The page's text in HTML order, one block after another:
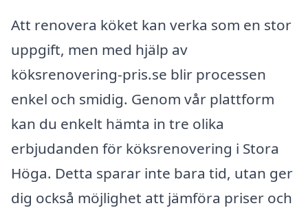
Att renovera köket kan verka som en stor
uppgift, men med hjälp av
köksrenovering-pris.se blir processen
enkel och smidig. Genom vår plattform
kan du enkelt hämta in tre olika
erbjudanden för köksrenovering i Stora
Höga. Detta sparar inte bara tid, utan ger
dig också möjlighet att jämföra priser och